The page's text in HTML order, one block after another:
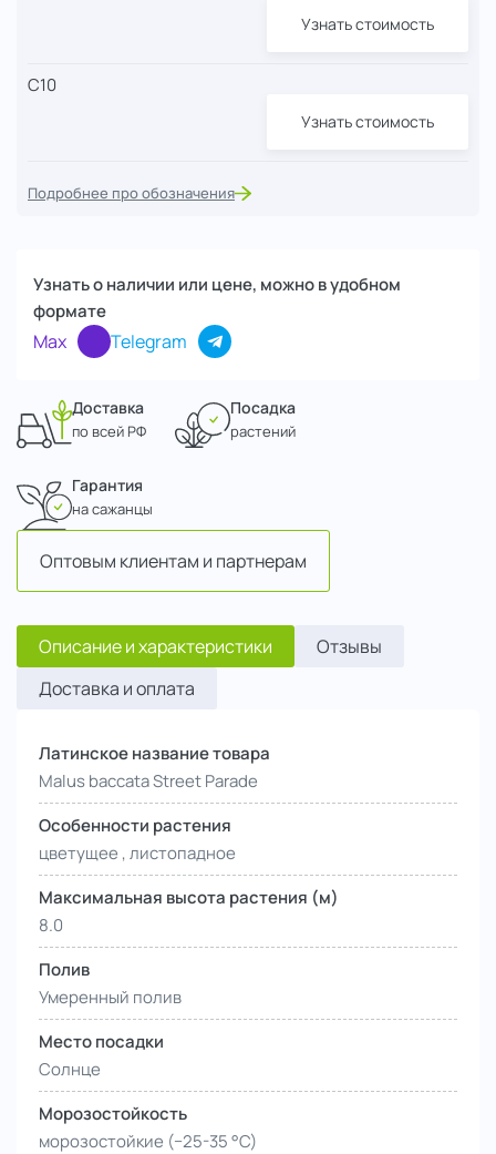
Узнать стоимость
С10
Узнать стоимость
Подробнее про обозначения
Узнать о наличии или цене, можно в удобном
формате
Max Telegram
Доставка
по всей РФ
Посадка
растений
Гарантия
на сажанцы
Оптовым клиентам и партнерам
Описание и характеристики
Отзывы
Доставка и оплата
Латинское название товара
Malus baccata Street Parade
Особенности растения
цветущее , листопадное
Максимальная высота растения (м)
8.0
Полив
Умеренный полив
Место посадки
Солнце
Морозостойкость
морозостойкие (−25-35 °С)